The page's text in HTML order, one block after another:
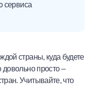
сервиса
страны, куда будете
просто –
Учитывайте, что